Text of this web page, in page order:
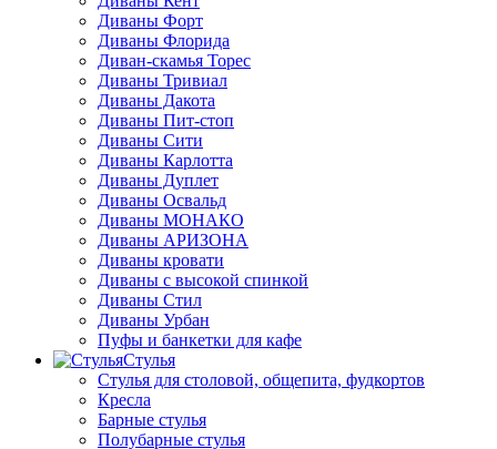
Диваны Форт
Диваны Флорида
Диван-скамья Торес
Диваны Тривиал
Диваны Дакота
Диваны Пит-стоп
Диваны Сити
Диваны Карлотта
Диваны Дуплет
Диваны Освальд
Диваны МОНАКО
Диваны АРИЗОНА
Диваны кровати
Диваны с высокой спинкой
Диваны Стил
Диваны Урбан
Пуфы и банкетки для кафе
Стулья
Стулья для столовой, общепита, фудкортов
Кресла
Барные стулья
Полубарные стулья